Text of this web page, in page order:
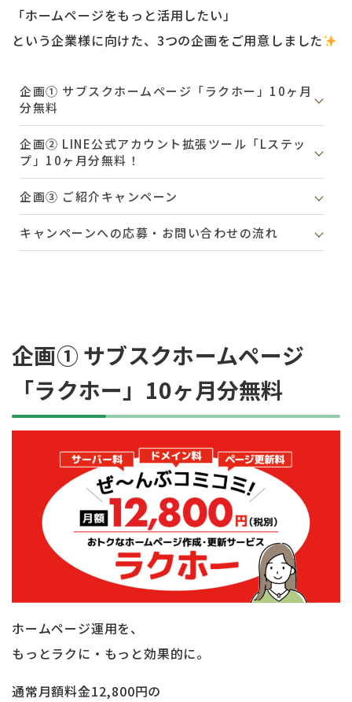
「ホームページをもっと活用したい」
という企業様に向けた、3つの企画をご用意しました
企画① サブスクホームページ「ラクホー」10ヶ月
分無料
企画② LINE公式アカウント拡張ツール「Lステッ
プ」10ヶ月分無料！
企画③ ご紹介キャンペーン
キャンペーンへの応募・お問い合わせの流れ
企画① サブスクホームページ
「ラクホー」10ヶ月分無料
ホームページ運用を、
もっとラクに・もっと効果的に。
通常月額料金12,800円の